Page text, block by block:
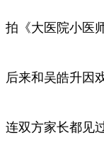
拍《大医院小医
后来和吴皓升因
连双方家长都见